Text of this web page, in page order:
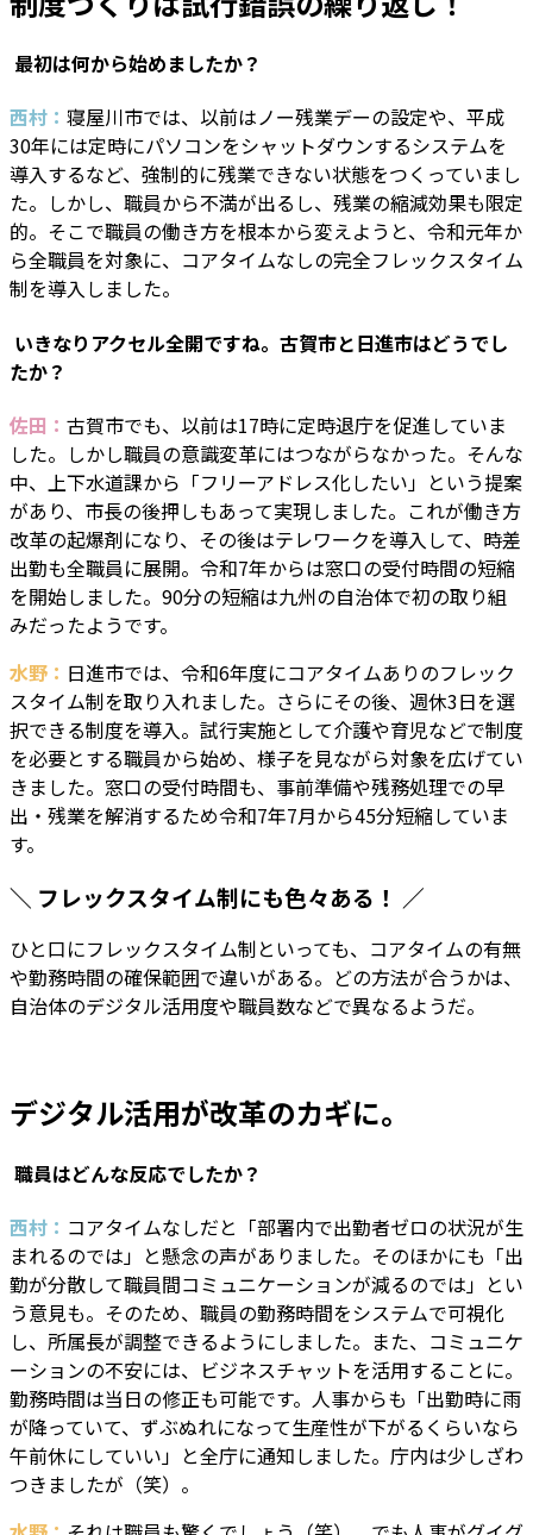
―― 最初は何から始めましたか？
西村： 寝屋川市では、以前はノー残業デーの設定や、平成
30年には定時にパソコンをシャットダウンするシステムを
導入するなど、強制的に残業できない状態をつくっていまし
た。しかし、職員から不満が出るし、残業の縮減効果も限定
的。そこで職員の働き方を根本から変えようと、令和元年か
ら全職員を対象に、コアタイムなしの完全フレックスタイム
制を導入しました。
―― いきなりアクセル全開ですね。古賀市と日進市はどうでし
たか？
佐田： 古賀市でも、以前は17時に定時退庁を促進していま
した。しかし職員の意識変革にはつながらなかった。そんな
中、上下水道課から「フリーアドレス化したい」という提案
があり、市長の後押しもあって実現しました。これが働き方
改革の起爆剤になり、その後はテレワークを導入して、時差
出勤も全職員に展開。令和7年からは窓口の受付時間の短縮
を開始しました。90分の短縮は九州の自治体で初の取り組
みだったようです。
水野： 日進市では、令和6年度にコアタイムありのフレック
スタイム制を取り入れました。さらにその後、週休3日を選
択できる制度を導入。試行実施として介護や育児などで制度
を必要とする職員から始め、様子を見ながら対象を広げてい
きました。窓口の受付時間も、事前準備や残務処理での早
出・残業を解消するため令和7年7月から45分短縮していま
す。
＼ フレックスタイム制にも色々ある！ ／
ひと口にフレックスタイム制といっても、コアタイムの有無
や勤務時間の確保範囲で違いがある。どの方法が合うかは、
自治体のデジタル活用度や職員数などで異なるようだ。
デジタル活用が改革のカギに。
―― 職員はどんな反応でしたか？
西村： コアタイムなしだと「部署内で出勤者ゼロの状況が生
まれるのでは」と懸念の声がありました。そのほかにも「出
勤が分散して職員間コミュニケーションが減るのでは」とい
う意見も。そのため、職員の勤務時間をシステムで可視化
し、所属長が調整できるようにしました。また、コミュニケ
ーションの不安には、ビジネスチャットを活用することに。
勤務時間は当日の修正も可能です。人事からも「出勤時に雨
が降っていて、ずぶぬれになって生産性が下がるくらいなら
午前休にしていい」と全庁に通知しました。庁内は少しざわ
つきましたが（笑）。